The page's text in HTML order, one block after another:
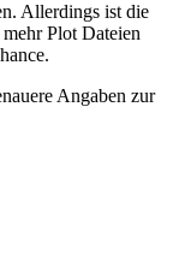
Allerdings ist die
Plot Dateien
Angaben zur